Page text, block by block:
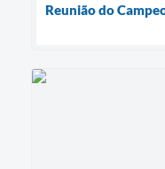
Reunião do